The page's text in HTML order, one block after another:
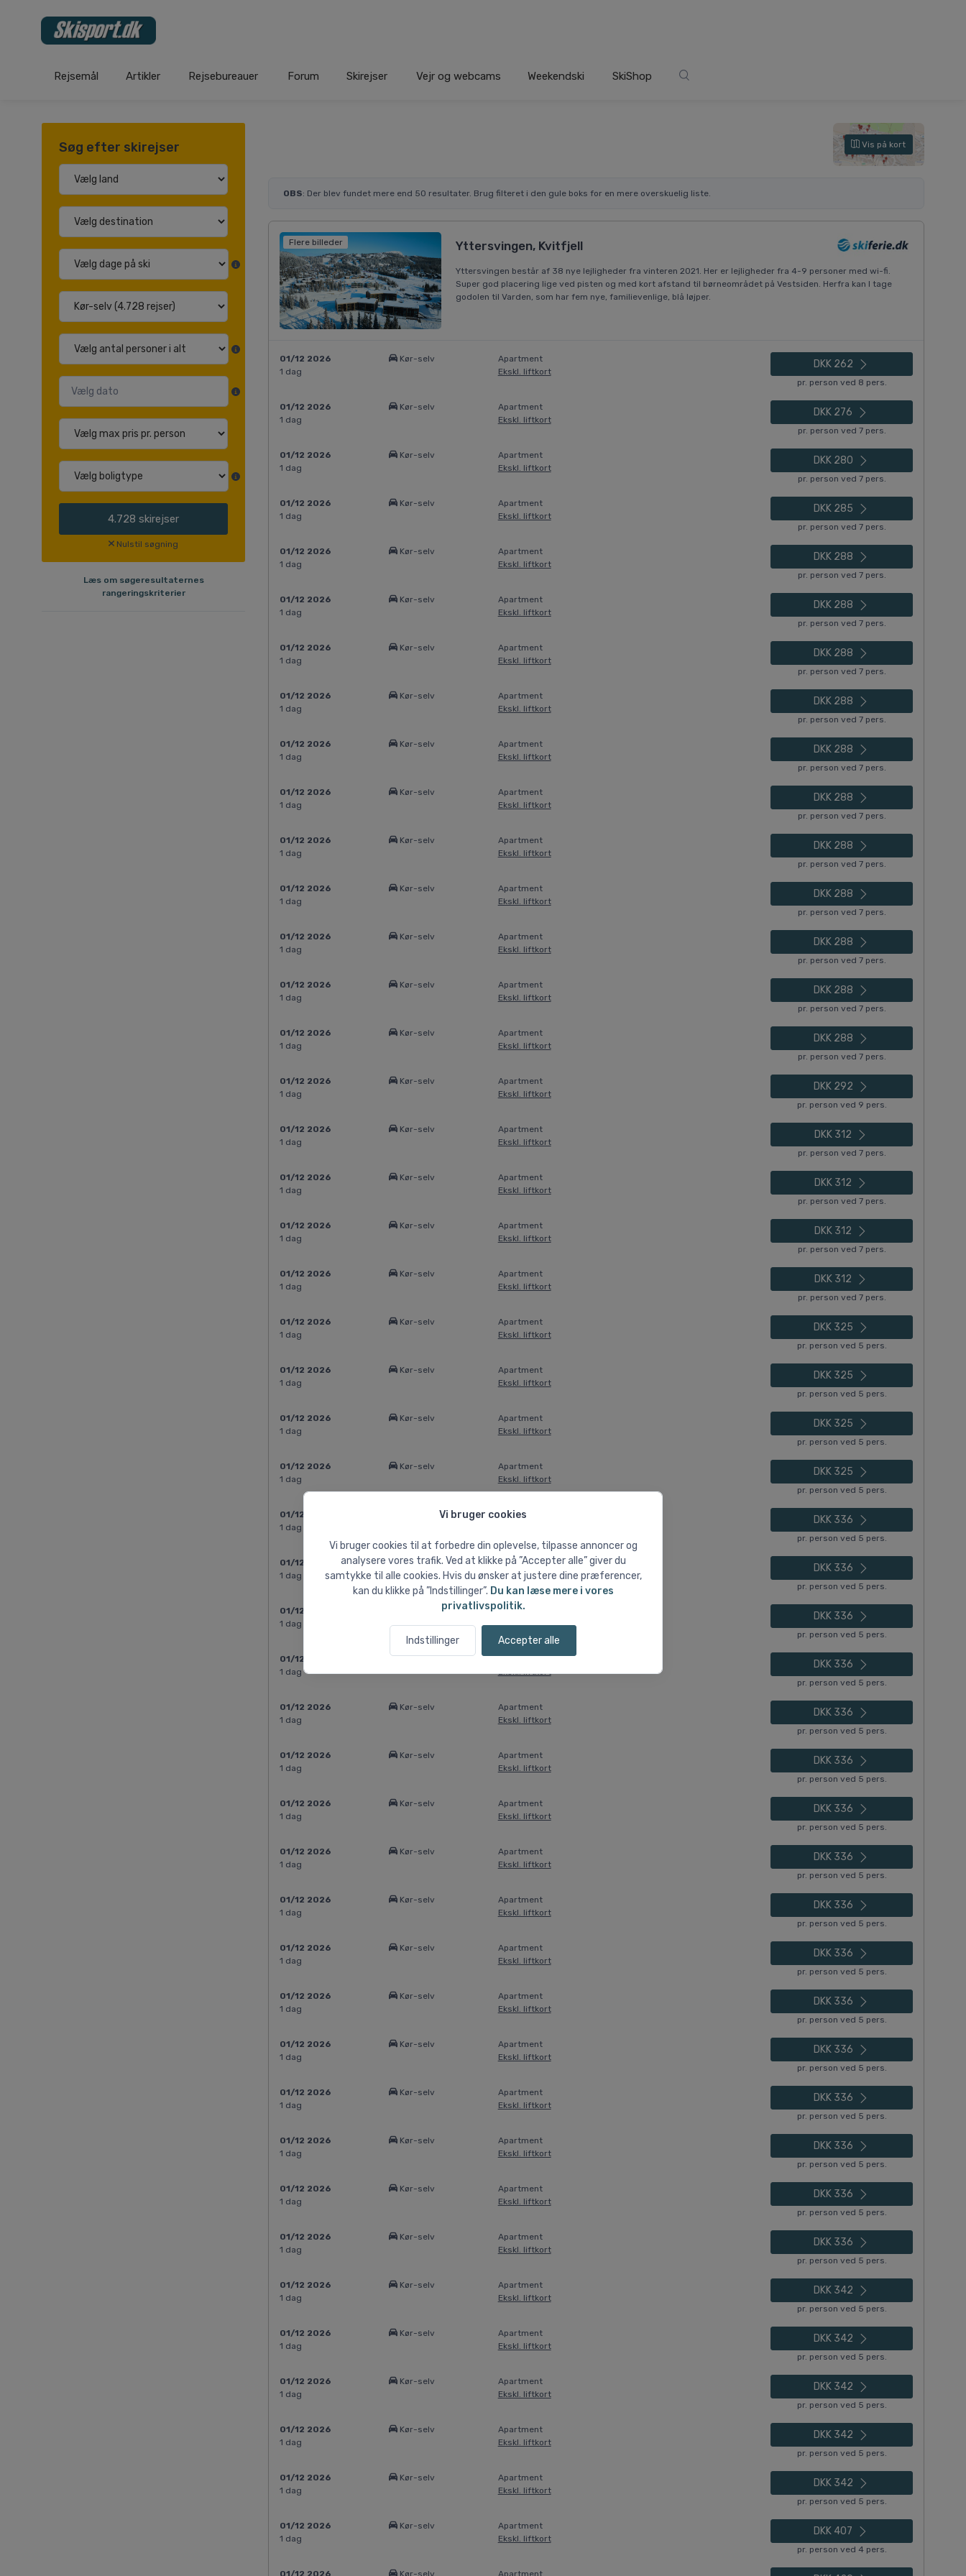
Vi bruger cookies
Vi bruger cookies til at forbedre din oplevelse, tilpasse annoncer og
analysere vores trafik. Ved at klikke på ”Accepter alle” giver du
samtykke til alle cookies. Hvis du ønsker at justere dine præferencer,
kan du klikke på ”Indstillinger”. Du kan læse mere i vores
privatlivspolitik.
Indstillinger Accepter alle
Rejsemål Artikler Rejsebureauer Forum Skirejser Vejr og webcams Weekendski SkiShop
Søg efter skirejser
4.728 skirejser
Nulstil søgning
Læs om søgeresultaternes
rangeringskriterier
Vis på kort
OBS: Der blev fundet mere end 50 resultater. Brug filteret i den gule boks for en mere overskuelig liste.
Flere billeder Yttersvingen, Kvitfjell
Yttersvingen består af 38 nye lejligheder fra vinteren 2021. Her er lejligheder fra 4-9 personer med wi-fi.
Super god placering lige ved pisten og med kort afstand til børneområdet på Vestsiden. Herfra kan I tage
godolen til Varden, som har fem nye, familievenlige, blå løjper.
01/12 2026
1 dag
Kør-selv
Apartment
Ekskl. liftkort
DKK 262
pr. person ved 8 pers.
01/12 2026
1 dag
Kør-selv
Apartment
Ekskl. liftkort
DKK 276
pr. person ved 7 pers.
01/12 2026
1 dag
Kør-selv
Apartment
Ekskl. liftkort
DKK 280
pr. person ved 7 pers.
01/12 2026
1 dag
Kør-selv
Apartment
Ekskl. liftkort
DKK 285
pr. person ved 7 pers.
01/12 2026
1 dag
Kør-selv
Apartment
Ekskl. liftkort
DKK 288
pr. person ved 7 pers.
01/12 2026
1 dag
Kør-selv
Apartment
Ekskl. liftkort
DKK 288
pr. person ved 7 pers.
01/12 2026
1 dag
Kør-selv
Apartment
Ekskl. liftkort
DKK 288
pr. person ved 7 pers.
01/12 2026
1 dag
Kør-selv
Apartment
Ekskl. liftkort
DKK 288
pr. person ved 7 pers.
01/12 2026
1 dag
Kør-selv
Apartment
Ekskl. liftkort
DKK 288
pr. person ved 7 pers.
01/12 2026
1 dag
Kør-selv
Apartment
Ekskl. liftkort
DKK 288
pr. person ved 7 pers.
01/12 2026
1 dag
Kør-selv
Apartment
Ekskl. liftkort
DKK 288
pr. person ved 7 pers.
01/12 2026
1 dag
Kør-selv
Apartment
Ekskl. liftkort
DKK 288
pr. person ved 7 pers.
01/12 2026
1 dag
Kør-selv
Apartment
Ekskl. liftkort
DKK 288
pr. person ved 7 pers.
01/12 2026
1 dag
Kør-selv
Apartment
Ekskl. liftkort
DKK 288
pr. person ved 7 pers.
01/12 2026
1 dag
Kør-selv
Apartment
Ekskl. liftkort
DKK 288
pr. person ved 7 pers.
01/12 2026
1 dag
Kør-selv
Apartment
Ekskl. liftkort
DKK 292
pr. person ved 9 pers.
01/12 2026
1 dag
Kør-selv
Apartment
Ekskl. liftkort
DKK 312
pr. person ved 7 pers.
01/12 2026
1 dag
Kør-selv
Apartment
Ekskl. liftkort
DKK 312
pr. person ved 7 pers.
01/12 2026
1 dag
Kør-selv
Apartment
Ekskl. liftkort
DKK 312
pr. person ved 7 pers.
01/12 2026
1 dag
Kør-selv
Apartment
Ekskl. liftkort
DKK 312
pr. person ved 7 pers.
01/12 2026
1 dag
Kør-selv
Apartment
Ekskl. liftkort
DKK 325
pr. person ved 5 pers.
01/12 2026
1 dag
Kør-selv
Apartment
Ekskl. liftkort
DKK 325
pr. person ved 5 pers.
01/12 2026
1 dag
Kør-selv
Apartment
Ekskl. liftkort
DKK 325
pr. person ved 5 pers.
01/12 2026
1 dag
Kør-selv
Apartment
Ekskl. liftkort
DKK 325
pr. person ved 5 pers.
01/12 2026
1 dag
Apartment
DKK 336
pr. person ved 5 pers.
01/12 2026
1 dag
Kør-selv
Apartment
Ekskl. liftkort
DKK 336
pr. person ved 5 pers.
01/12 2026
1 dag
Apartment
Ekskl. liftkort
DKK 336
pr. person ved 5 pers.
01/12 2026
1 dag
Kør-selv
Apartment
Ekskl. liftkort
DKK 336
pr. person ved 5 pers.
01/12 2026
1 dag
Kør-selv
Apartment
Ekskl. liftkort
DKK 336
pr. person ved 5 pers.
01/12 2026
1 dag
Kør-selv
Apartment
Ekskl. liftkort
DKK 336
pr. person ved 5 pers.
01/12 2026
1 dag
Kør-selv
Apartment
Ekskl. liftkort
DKK 336
pr. person ved 5 pers.
01/12 2026
1 dag
Kør-selv
Apartment
Ekskl. liftkort
DKK 336
pr. person ved 5 pers.
01/12 2026
1 dag
Kør-selv
Apartment
Ekskl. liftkort
DKK 336
pr. person ved 5 pers.
01/12 2026
1 dag
Kør-selv
Apartment
Ekskl. liftkort
DKK 336
pr. person ved 5 pers.
01/12 2026
1 dag
Kør-selv
Apartment
Ekskl. liftkort
DKK 336
pr. person ved 5 pers.
01/12 2026
1 dag
Kør-selv
Apartment
Ekskl. liftkort
DKK 336
pr. person ved 5 pers.
01/12 2026
1 dag
Kør-selv
Apartment
Ekskl. liftkort
DKK 336
pr. person ved 5 pers.
01/12 2026
1 dag
Kør-selv
Apartment
Ekskl. liftkort
DKK 336
pr. person ved 5 pers.
01/12 2026
1 dag
Kør-selv
Apartment
Ekskl. liftkort
DKK 336
pr. person ved 5 pers.
01/12 2026
1 dag
Kør-selv
Apartment
Ekskl. liftkort
DKK 336
pr. person ved 5 pers.
01/12 2026
1 dag
Kør-selv
Apartment
Ekskl. liftkort
DKK 342
pr. person ved 5 pers.
01/12 2026
1 dag
Kør-selv
Apartment
Ekskl. liftkort
DKK 342
pr. person ved 5 pers.
01/12 2026
1 dag
Kør-selv
Apartment
Ekskl. liftkort
DKK 342
pr. person ved 5 pers.
01/12 2026
1 dag
Kør-selv
Apartment
Ekskl. liftkort
DKK 342
pr. person ved 5 pers.
01/12 2026
1 dag
Kør-selv
Apartment
Ekskl. liftkort
DKK 342
pr. person ved 5 pers.
01/12 2026
1 dag
Kør-selv
Apartment
Ekskl. liftkort
DKK 407
pr. person ved 4 pers.
01/12 2026 Kør-selv Apartment